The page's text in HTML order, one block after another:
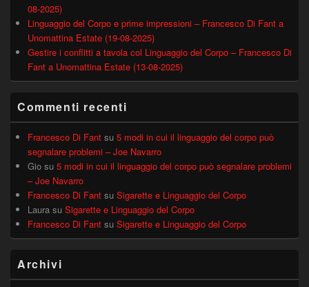
08-2025)
Linguaggio del Corpo e prime impressioni – Francesco Di Fant a
Unomattina Estate (19-08-2025)
Gestire i conflitti a tavola col Linguaggio del Corpo – Francesco Di
Fant a Unomattina Estate (13-08-2025)
Commenti recenti
Francesco Di Fant su 5 modi in cui il linguaggio del corpo può
segnalare problemi – Joe Navarro
Gio su 5 modi in cui il linguaggio del corpo può segnalare problemi
– Joe Navarro
Francesco Di Fant su Sigarette e Linguaggio del Corpo
Laura su Sigarette e Linguaggio del Corpo
Francesco Di Fant su Sigarette e Linguaggio del Corpo
Archivi